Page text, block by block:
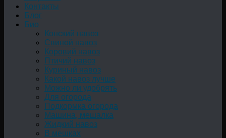
Контакты
Блог
Био
Конский навоз
Свиной навоз
Коровий навоз
Птичий навоз
Куриный навоз
Какой навоз лучше
Можно ли удобрять
Для огорода
Подкормка огорода
Машина, мешалка
Жидкий навоз
В мешках